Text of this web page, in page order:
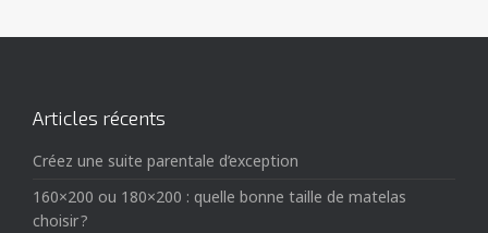
Articles récents
Créez une suite parentale d’exception
160×200 ou 180×200 : quelle bonne taille de matelas
choisir ?